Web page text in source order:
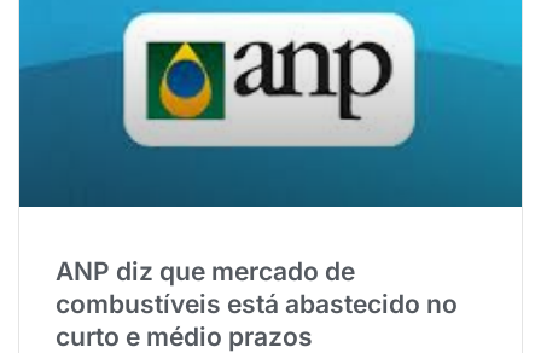
ANP diz que mercado de
combustíveis está abastecido no
curto e médio prazos